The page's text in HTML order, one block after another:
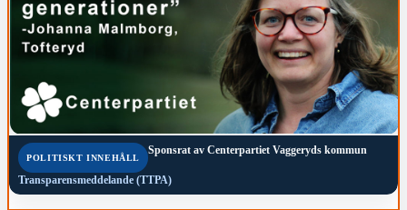
POLITISKT INNEHÅLL
Sponsrat av Centerpartiet Vaggeryds kommun
Transparensmeddelande (TTPA)